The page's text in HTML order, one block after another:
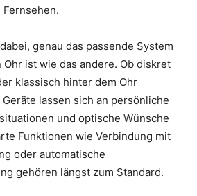
genau das passende System
ist wie das andere. Ob diskret
klassisch hinter dem Ohr
lassen sich an persönliche
und optische Wünsche
Funktionen wie Verbindung mit
oder automatische
gehören längst zum Standard.